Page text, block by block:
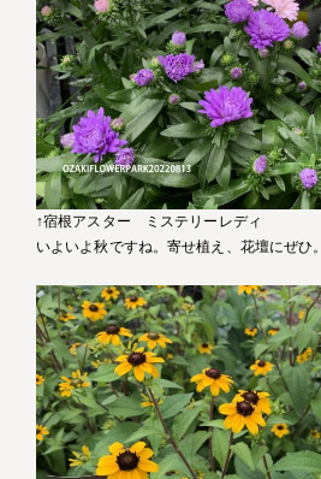
↑宿根アスター ミステリーレディ
いよいよ秋ですね。寄せ植え、花壇にぜひ。